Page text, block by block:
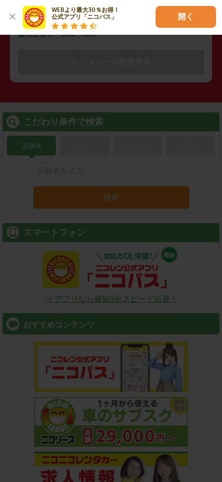
WEBより最大30％お得！
公式アプリ「ニコパス」
開く
禁煙/喫煙
指定無し 禁煙 喫煙
こだわり条件で検索
店舗名
検索
スマートフォン
⇒ アプリなら最短3分スピード出発！
おすすめコンテンツ